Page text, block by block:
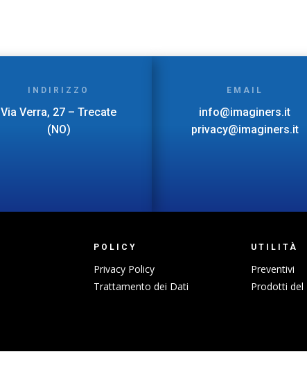
INDIRIZZO
Via Verra, 27 – Trecate
(NO)
EMAIL
info@imaginers.it
privacy@imaginers.it
POLICY
Privacy Policy
Trattamento dei Dati
UTILITÀ
Preventivi
Prodotti del